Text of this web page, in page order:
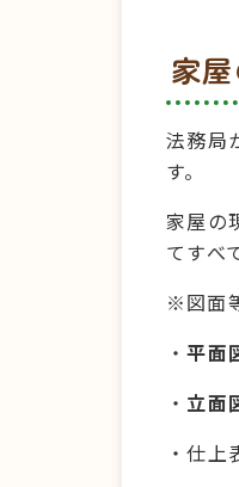
家
法務局
す。
家屋の
てすべ
※図面
・平面
・ 立面
・仕